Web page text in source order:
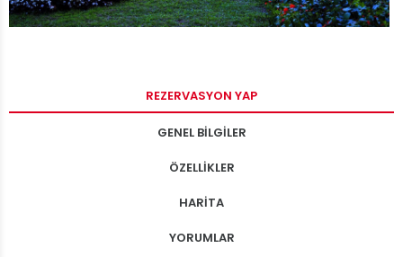
REZERVASYON YAP
GENEL BİLGİLER
ÖZELLİKLER
HARİTA
YORUMLAR